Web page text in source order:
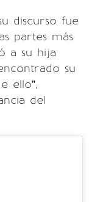
discurso fue
partes más
a su hija
su
ello”,
del